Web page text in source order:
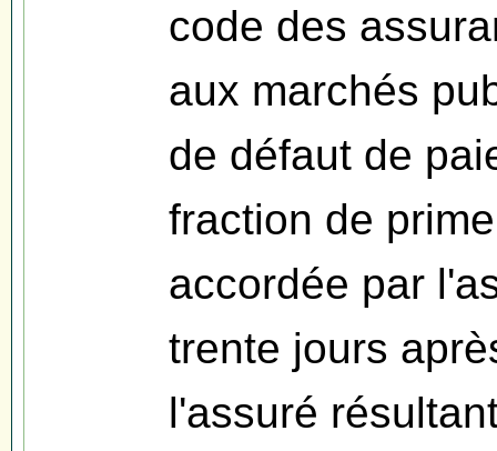
code des
aux marchés
de défaut de
fraction de
accordée par
trente jours
l'assuré